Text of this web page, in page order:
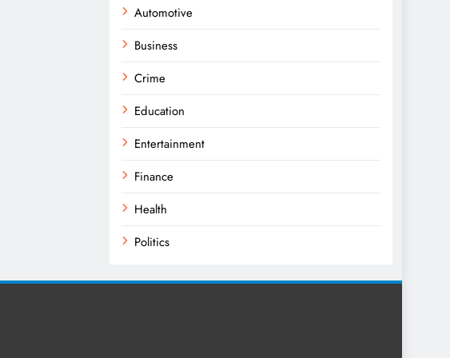
Automotive
Business
Crime
Education
Entertainment
Finance
Health
Politics